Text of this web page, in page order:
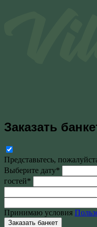
Заказать
Представьтесь,
Выберите дату*
гостей*
Принимаю условия
Заказать банкет